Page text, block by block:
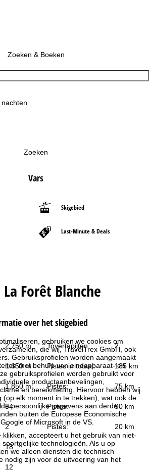
gebruiken we cookies om
die wij, TravelTrex GmbH, ook
Gebruiksprofielen worden aangemaakt
met behulp van eindapparaat- en
gebruiksprofielen worden gebruikt voor
productaanbevelingen,
en bereikmeting. Hiervoor hebben wij
(op elk moment in te trekken), wat ook de
persoonlijke gegevens aan derde
buiten de Europese Economische
of Microsoft in de VS.
klikken, accepteert u het gebruik van niet-
technologieën. Als u op
we alleen diensten die technisch
nodig zijn voor de uitvoering van het
Zoeken & Boeken
Zoeken
Vars
Skigebied
Last-Minute & Deals
La Forêt Blanche
over het skigebied
2.750 m Tovertapijten: 2
1.650 m Pistes in totaal: 185 km
1.850 m Pistes: 75 km
34 Pistes: 90 km
2 Pistes: 20 km
18
12